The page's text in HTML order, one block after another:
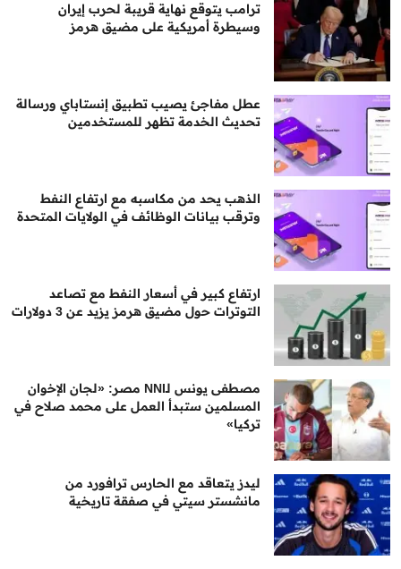
ترامب يتوقع نهاية قريبة لحرب إيران
وسيطرة أمريكية على مضيق هرمز
عطل مفاجئ يصيب تطبيق إنستاباي ورسالة
تحديث الخدمة تظهر للمستخدمين
الذهب يحد من مكاسبه مع ارتفاع النفط
وترقب بيانات الوظائف في الولايات المتحدة
ارتفاع كبير في أسعار النفط مع تصاعد
التوترات حول مضيق هرمز يزيد عن 3 دولارات
مصطفى يونس لـNNI مصر: «لجان الإخوان
المسلمين ستبدأ العمل على محمد صلاح في
تركيا»
ليدز يتعاقد مع الحارس ترافورد من
مانشستر سيتي في صفقة تاريخية